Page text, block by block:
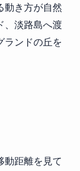
動き方が自然
、淡路島へ渡
ランドの丘を
動距離を見て